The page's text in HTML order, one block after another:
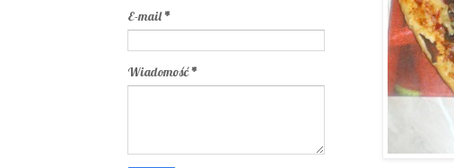
E-mail*
Wiadomość*